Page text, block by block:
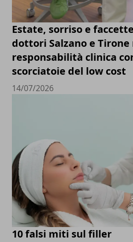
Estate, sorriso e
dottori Salzano e
responsabilità clinica
scorciatoie del low cost
14/07/2026
10 falsi miti sul filler